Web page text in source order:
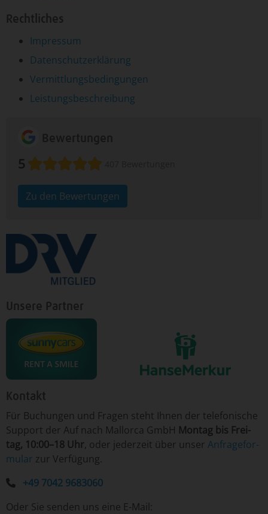
Rechtliches
Impressum
Datenschutzerklärung
Vermittlungsbedingungen
Leistungsbeschreibung
5
Zu den Bewertungen
Unsere Partner
Kontakt
Für ­Bu­chun­gen un­d Fra­gen ­steht Ih­nen der te­le­fo­nische
Sup­port der Auf nach Mallorca GmbH Mon­tag ­bis Frei­
tag, 10:00–18 Uhr, o­der je­der­zeit ­über­ un­ser An­fra­ge­for­
mu­lar ­zur Ver­fü­gung.
+49 7042 9683060
Oder Sie senden uns eine E-Mail: